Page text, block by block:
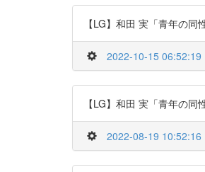
【LG】和田 実「青年の
2022-10-15 06:52:19
【LG】和田 実「青年の
2022-08-19 10:52:16